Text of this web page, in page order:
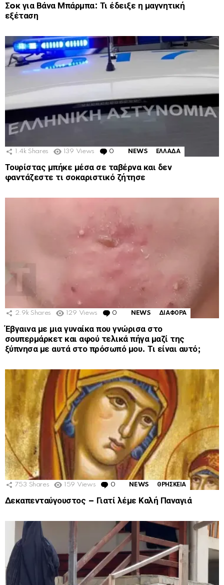
Σoκ για Βάνα Μπάρμπα: Τι έδειξε η μαγνητική
εξέταση
1.4k Shares 139 Views 0 Comments
NEWS ΕΛΛΑΔΑ
Τουρίστας μπήκε μέσα σε ταβέρνα και δεν
φαντάζεστε τι σοκαριστικό ζήτησε
2.9k Shares 129 Views 0 Comments
NEWS ΔΙΑΦΟΡΑ
Έβγαινα με μια γυναίκα που γνώρισα στο
σουπερμάρκετ και αφού τελικά πήγα μαζί της
ξύπνησα με αυτά στο πρόσωπό μου. Τι είναι αυτό;
753 Shares 159 Views 0 Comments
NEWS ΘΡΗΣΚΕΙΑ
Δεκαπενταύγουστος – Γιατί λέμε Καλή Παναγιά